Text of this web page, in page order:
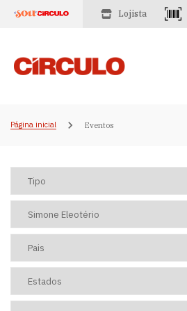
Lojista
Página inicial Eventos